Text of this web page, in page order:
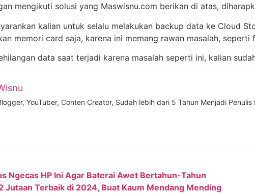
mengikuti solusi yang Maswisnu.com berikan di atas,
kalian untuk selalu melakukan backup data ke Cloud
memori card saja, karena ini memang rawan masalah,
data saat terjadi karena masalah seperti ini, kalian
YouTuber, Conten Creator, Sudah lebih dari 5 Tahun Menjadi
Ngecas HP Ini Agar Baterai Awet Bertahun-Tahun
Jutaan Terbaik di 2024, Buat Kaum Mendang Mending